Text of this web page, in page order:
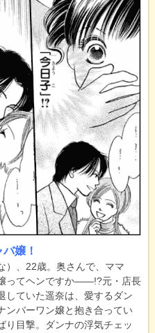
嬢！
）、22歳。奥さんで、ママ
ってヘンですか――!?元・店長
していた遥奈は、愛するダン
ンバーワン嬢と抱き合ってい
り目撃。ダンナの浮気チェッ